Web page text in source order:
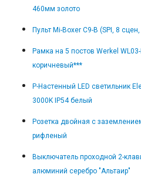
460мм золото
Пульт Mi-Boxer C9-B (SPI, 8
Рамка на 5 постов Werkel
коричневый***
Р-Настенный LED светильник
3000K IP54 белый
Розетка двойная с
рифленый
Выключатель проходной 2-
алюминий серебро "Альтаир"